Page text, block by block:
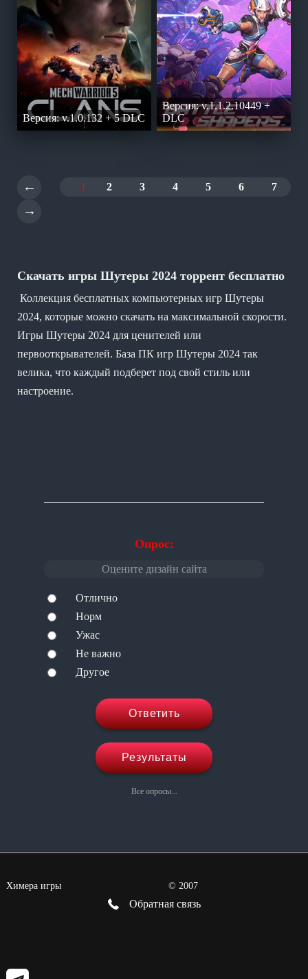
Опрос:
Оцените дизайн сайта
Отлично
Норм
Ужас
Не важно
Другое
Ответить
Результаты
Все опросы...
Версия: v.1.0.132 + 5 DLC
Версия: v.1.1.2.10449 +
DLC
← 1 2 3 4 5 6 7
→
Скачать игры Шутеры 2024 торрент бесплатно
Коллекция бесплатных компьютерных игр Шутеры
2024, которые можно скачать на максимальной скорости.
Игры Шутеры 2024 для ценителей или
первооткрывателей. База ПК игр Шутеры 2024 так
велика, что каждый подберет под свой стиль или
настроение.
Химера игры © 2007
Обратная связь